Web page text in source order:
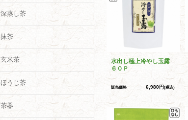
深蒸し茶
抹茶
玄米茶
ほうじ茶
茶器
水出し極上冷やし玉露
６０Ｐ
販売価格 6,980円(税込)